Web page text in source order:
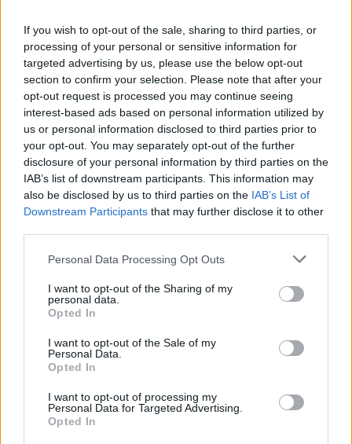
If you wish to opt-out of the sale, sharing to third parties, or
processing of your personal or sensitive information for
targeted advertising by us, please use the below opt-out
section to confirm your selection. Please note that after your
opt-out request is processed you may continue seeing
interest-based ads based on personal information utilized by
us or personal information disclosed to third parties prior to
your opt-out. You may separately opt-out of the further
disclosure of your personal information by third parties on the
IAB’s list of downstream participants. This information may
also be disclosed by us to third parties on the IAB’s List of
Downstream Participants that may further disclose it to other
Personal Data Processing Opt Outs
I want to opt-out of the Sharing of my
personal data.
Opted In
I want to opt-out of the Sale of my
Personal Data.
Opted In
I want to opt-out of processing my
Personal Data for Targeted Advertising.
Opted In
Quanto à versão SM, metade do nosso percurso foi
realizado em estrada molhada já no dia seguinte, e
nessas condições sentimos sempre bastante
confiança. Encontramos muita agilidade mas sem
perdermos estabilidade (por vezes, um dos
problemas das Supermoto que ficam com a direção
demasiado nervosa), e os baixos regimes do motor
monocilíndrico foram uma ajuda nas condições
escorregadias. Depois, o piso foi secando e à
chegada às curvas rápidas à entrada de Castelo
Branco o asfalto já estava seco, onde desfrutámos
no tempo, ao conduzirmos motos tão leves e
divertidas, que só querem curvas e mais curvas. A
caixa está bem escalonada, as suspensões e travões
não merecem reparos tal como os pneus e, tal como
Ainda conseguimos ver que a SM alcança os 147
km/h de velocidade máxima (mais longa que a S) e